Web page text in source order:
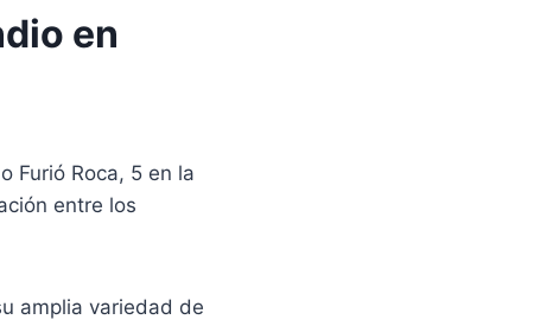
en
Furió Roca, 5 en la
entre los
amplia variedad de